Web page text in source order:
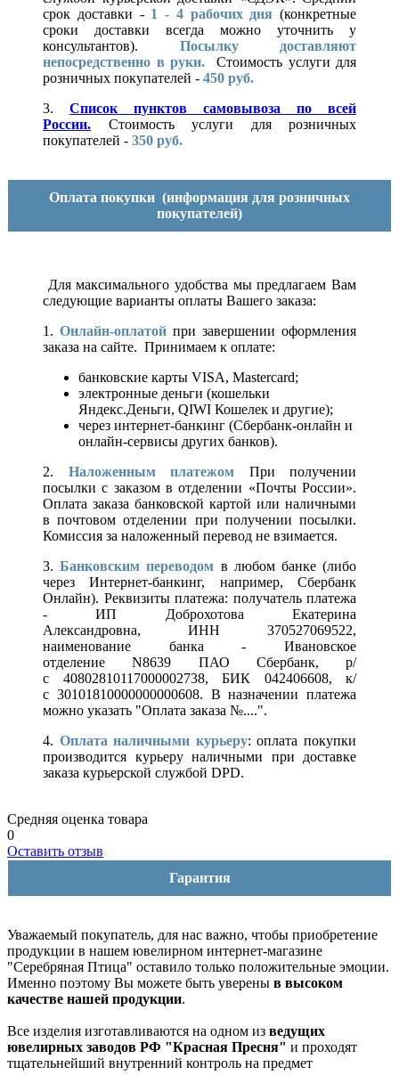
срок доставки - 1 - 4 рабочих дня (конкретные
сроки доставки всегда можно уточнить у
консультантов). Посылку доставляют
непосредственно в руки.
Стоимость услуги для
розничных покупателей - 450 руб.
3. Список пунктов самовывоза по всей
России.
Стоимость услуги для розничных
покупателей - 350 руб.
Оплата покупки (информация для розничных
покупателей)
Для максимального удобства мы предлагаем Вам
следующие варианты оплаты Вашего заказа:
1. Онлайн-оплатой при завершении оформления
заказа на сайте. Принимаем к оплате:
банковские карты VISA, Mastercard;
электронные деньги (кошельки
Яндекс.Деньги, QIWI Кошелек и другие);
через интернет-банкинг (Сбербанк-онлайн и
онлайн-сервисы других банков).
2. Наложенным платежом При получении
посылки с заказом в отделении «Почты России».
Оплата заказа банковской картой или наличными
в почтовом отделении при получении посылки.
Комиссия за наложенный перевод не взимается.
3.Банковским переводом в любом банке (либо
через Интернет-банкинг, например, Сбербанк
Онлайн). Реквизиты платежа: получатель платежа
- ИП Доброхотова Екатерина
Александровна, ИНН 370527069522,
наименование банка - Ивановское
отделение N8639 ПАО Сбербанк, р/
с 40802810117000002738, БИК 042406608, к/
с 30101810000000000608. В назначении платежа
можно указать "Оплата заказа №....".
4. Оплата наличными курьеру: оплата покупки
производится курьеру наличными при доставке
заказа курьерской службой DPD.
Средняя оценка товара
0
Оставить отзыв
Гарантия
Уважаемый покупатель, для нас важно, чтобы приобретение
продукции в нашем ювелирном интернет-магазине
"Серебряная Птица" оставило только положительные эмоции.
Именно поэтому Вы можете быть уверены в высоком
качестве нашей продукции.
Все изделия изготавливаются на одном из ведущих
ювелирных заводов РФ "Красная Пресня" и проходят
тщательнейший внутренний контроль на предмет